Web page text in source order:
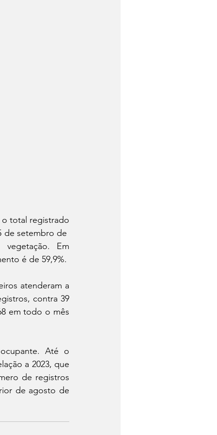
o total registrado
de setembro de
Em
é de 59,9%.
atenderam a
contra 39
em todo o mês
Até o
a 2023, que
de registros
de agosto de